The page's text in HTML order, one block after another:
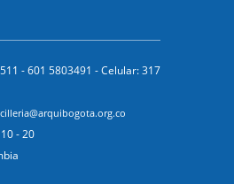
- 601 5803491 - Celular: 317
- 20